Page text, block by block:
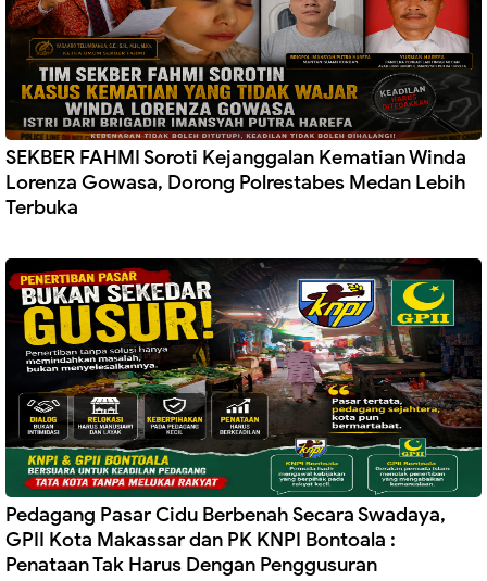
SEKBER FAHMI Soroti Kejanggalan Kematian Winda
Lorenza Gowasa, Dorong Polrestabes Medan Lebih
Terbuka
Pedagang Pasar Cidu Berbenah Secara Swadaya,
GPII Kota Makassar dan PK KNPI Bontoala :
Penataan Tak Harus Dengan Penggusuran